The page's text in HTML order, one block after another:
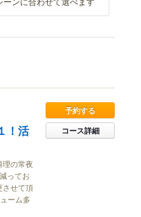
！活
理の常夜
ってお
させて頂
ーム多
予約する
コース詳細